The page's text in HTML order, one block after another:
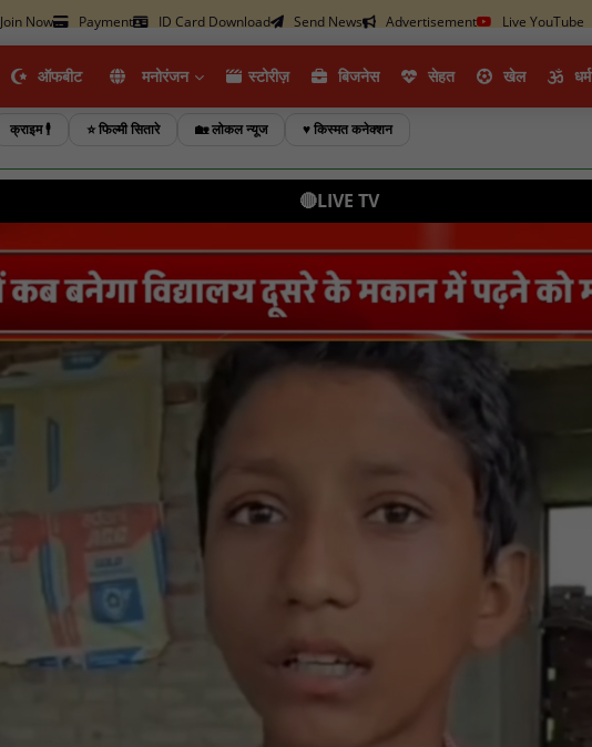
Join Now Payment ID Card Download Send News Advertisement Live YouTube
ऑफबीट मनोरंजन स्टोरीज़ ब‍िजनेस सेहत खेल धर्म
क्राइम 🕴️ ⭐ फिल्मी सितारे 🏡 लोकल न्यूज ♥️ किस्मत कनेक्शन
🔴LIVE TV